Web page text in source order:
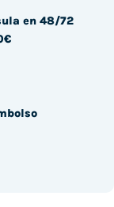
en 48/72